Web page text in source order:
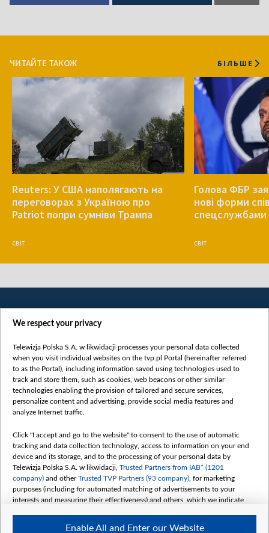
ЧИТАЙТЕ ТАКОЖ БІЛЬШЕ
Reuters: У США наполягають на
переговорах з Україною про
Patriot попри сумніви Трампа
СВІТ
Голова ФБР
нові форми
спецслужбами
СВІТ
Категорії
Новини
Докладно
Погляд
Цікаво
Slawa.tv
Про нас
Контакти
We respect your privacy
Telewizja Polska S.A. w likwidacji processes your personal data collected
when you visit individual websites on the tvp.pl Portal (hereinafter referred
to as the Portal), including information saved using technologies used to
track and store them, such as cookies, web beacons or other similar
technologies enabling the provision of tailored and secure services,
personalize content and advertising, provide social media features and
analyze Internet traffic.
Click "I accept and go to the website" to consent to the use of automatic
tracking and data collection technology, access to information on your end
device and its storage, and to the processing of your personal data by
Telewizja Polska S.A. w likwidacji, Trusted Partners from IAB* (1201
company) and otherTrusted TVP Partners (93 company) , for marketing
purposes (including for automated matching of advertisements to your
interests and measuring their effectiveness) and others, which we indicate
Enable All and Enter our Website